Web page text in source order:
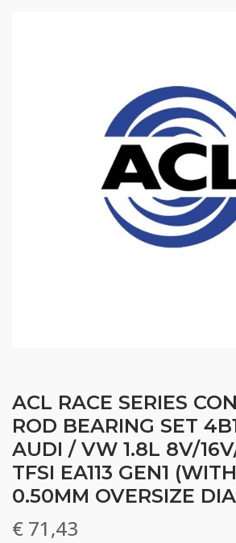
ACL RACE SERIES
ROD BEARING SET
AUDI / VW 1.8L 8V/
TFSI EA113 GEN1
0.50MM OVERSIZE
€ 71,43